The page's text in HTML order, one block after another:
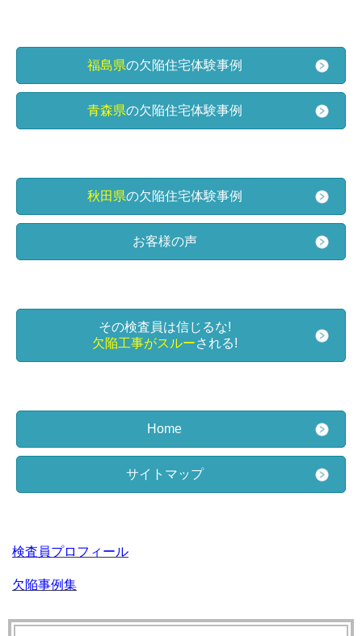
福島県の欠陥住宅体験事例
青森県の欠陥住宅体験事例
秋田県の欠陥住宅体験事例
お客様の声
その検査員は信じるな!
欠陥工事がスルーされる!
Home
サイトマップ
検査員プロフィール
欠陥事例集